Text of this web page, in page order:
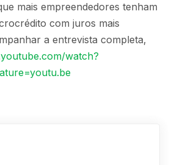
mais empreendedores tenham
com juros mais
a entrevista completa,
watch?